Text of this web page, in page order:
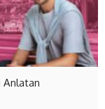
Anlatan